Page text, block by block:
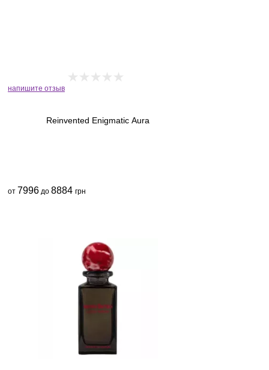
напишите отзыв
Reinvented Enigmatic Aura
от 7996 до 8884 грн